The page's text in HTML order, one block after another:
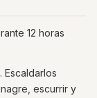
12 horas
Escaldarlos
escurrir y